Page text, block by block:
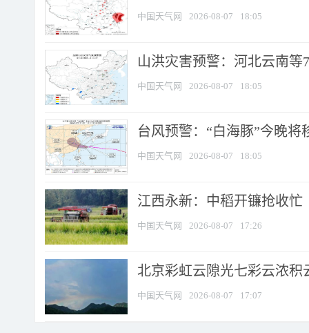
中国天气网 2026-08-07 18:05
山洪灾害预警：河北云南
中国天气网 2026-08-07 18:05
台风预警：“白海豚”今晚将
中国天气网 2026-08-07 18:05
江西永新：中稻开镰抢收忙
中国天气网 2026-08-07 17:26
北京彩虹云隙光七彩云浓积
中国天气网 2026-08-07 17:07